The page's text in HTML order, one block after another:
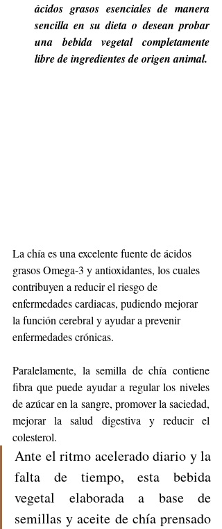
ácidos grasos esenciales de manera
sencilla en su dieta o desean probar
una bebida vegetal completamente
libre de ingredientes de origen animal.
La chía es una excelente fuente de ácidos
grasos Omega-3 y antioxidantes, los cuales
contribuyen a reducir el riesgo de
enfermedades cardiacas, pudiendo mejorar
la función cerebral y ayudar a prevenir
enfermedades crónicas.
Paralelamente, la semilla de chía contiene
fibra que puede ayudar a regular los niveles
de azúcar en la sangre, promover la saciedad,
mejorar la salud digestiva y reducir el
colesterol.
Ante el ritmo acelerado diario y la
falta de tiempo, esta bebida
vegetal elaborada a base de
semillas y aceite de chía prensado